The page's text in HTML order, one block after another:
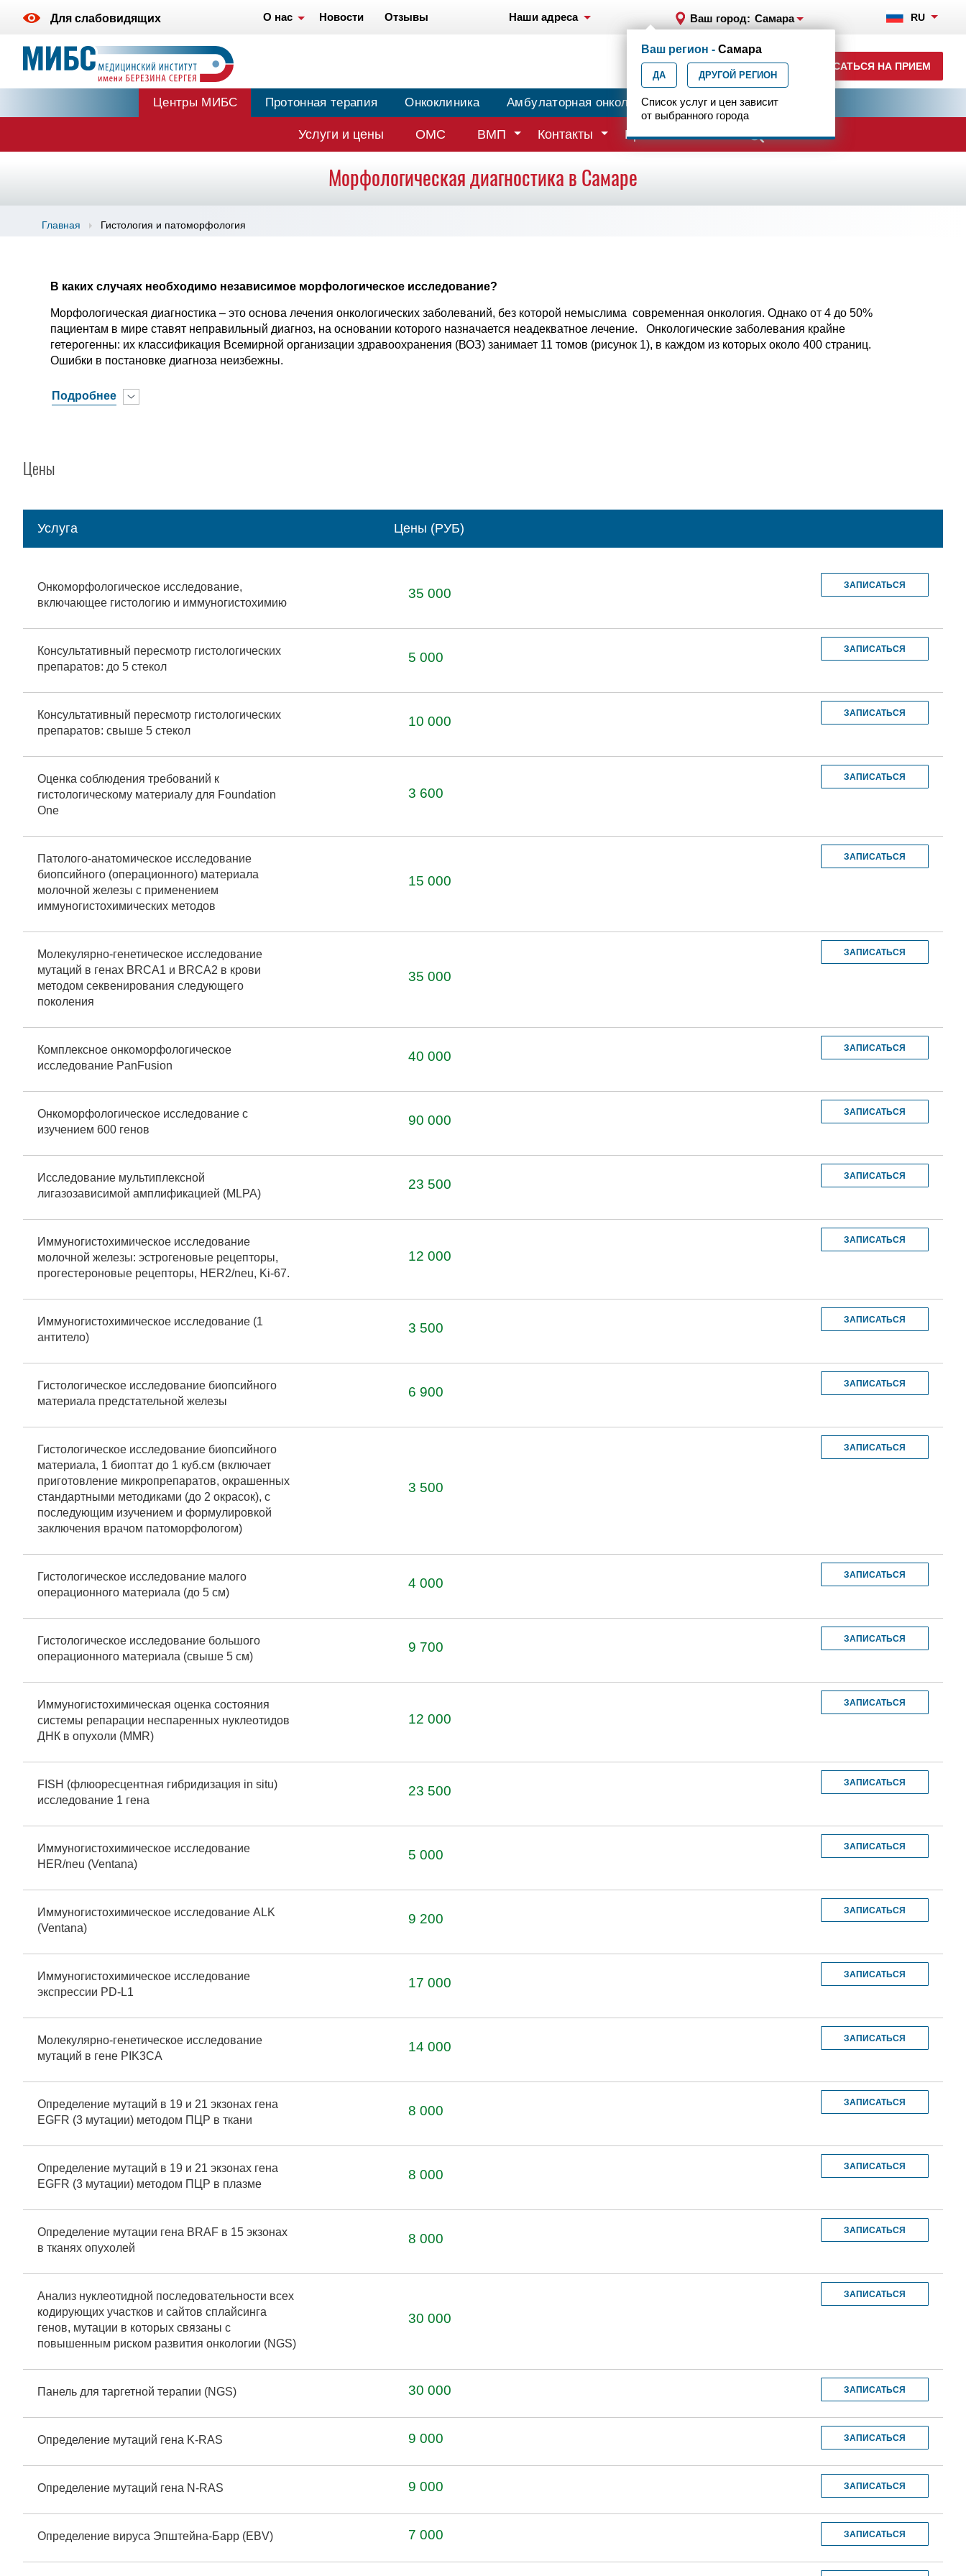
Для слабовидящих О нас Новости Отзывы Наши адреса Ваш город: Самара RU
+7 (846) 302-06-00
ежедневно с 7.00 до 23.00
ЗАПИСАТЬСЯ НА ПРИЕМ
Ваш регион - Самара
ДА ДРУГОЙ РЕГИОН
Список услуг и цен зависит
от выбранного города
Центры МИБС Протонная терапия Онкоклиника Амбулаторная онкология Центр эпилептологии
Услуги и цены ОМС ВМП Контакты Врачи
Морфологическая диагностика в Самаре
Главная Гистология и патоморфология
В каких случаях необходимо независимое морфологическое исследование?
Морфологическая диагностика – это основа лечения онкологических заболеваний, без которой немыслима современная онкология. Однако от 4 до 50%
пациентам в мире ставят неправильный диагноз, на основании которого назначается неадекватное лечение. Онкологические заболевания крайне
гетерогенны: их классификация Всемирной организации здравоохранения (ВОЗ) занимает 11 томов (рисунок 1), в каждом из которых около 400 страниц.
Ошибки в постановке диагноза неизбежны.
Подробнее
Цены
Услуга Цены (РУБ)
Онкоморфологическое исследование,
включающее гистологию и иммуногистохимию
35 000
ЗАПИСАТЬСЯ
Консультативный пересмотр гистологических
препаратов: до 5 стекол
5 000
ЗАПИСАТЬСЯ
Консультативный пересмотр гистологических
препаратов: свыше 5 стекол
10 000
ЗАПИСАТЬСЯ
Оценка соблюдения требований к
гистологическому материалу для Foundation
One
3 600
ЗАПИСАТЬСЯ
Патолого-анатомическое исследование
биопсийного (операционного) материала
молочной железы с применением
иммуногистохимических методов
15 000
ЗАПИСАТЬСЯ
Молекулярно-генетическое исследование
мутаций в генах BRCA1 и BRCA2 в крови
методом секвенирования следующего
поколения
35 000
ЗАПИСАТЬСЯ
Комплексное онкоморфологическое
исследование PanFusion
40 000
ЗАПИСАТЬСЯ
Онкоморфологическое исследование с
изучением 600 генов
90 000
ЗАПИСАТЬСЯ
Исследование мультиплексной
лигазозависимой амплификацией (MLPA)
23 500
ЗАПИСАТЬСЯ
Иммуногистохимическое исследование
молочной железы: эстрогеновые рецепторы,
прогестероновые рецепторы, HER2/neu, Ki-67.
12 000
ЗАПИСАТЬСЯ
Иммуногистохимическое исследование (1
антитело)
3 500
ЗАПИСАТЬСЯ
Гистологическое исследование биопсийного
материала предстательной железы
6 900
ЗАПИСАТЬСЯ
Гистологическое исследование биопсийного
материала, 1 биоптат до 1 куб.см (включает
приготовление микропрепаратов, окрашенных
стандартными методиками (до 2 окрасок), с
последующим изучением и формулировкой
заключения врачом патоморфологом)
3 500
ЗАПИСАТЬСЯ
Гистологическое исследование малого
операционного материала (до 5 см)
4 000
ЗАПИСАТЬСЯ
Гистологическое исследование большого
операционного материала (свыше 5 см)
9 700
ЗАПИСАТЬСЯ
Иммуногистохимическая оценка состояния
системы репарации неспаренных нуклеотидов
ДНК в опухоли (MMR)
12 000
ЗАПИСАТЬСЯ
FISH (флюоресцентная гибридизация in situ)
исследование 1 гена
23 500
ЗАПИСАТЬСЯ
Иммуногистохимическое исследование
HER/neu (Ventana)
5 000
ЗАПИСАТЬСЯ
Иммуногистохимическое исследование ALK
(Ventana)
9 200
ЗАПИСАТЬСЯ
Иммуногистохимическое исследование
экспрессии PD-L1
17 000
ЗАПИСАТЬСЯ
Молекулярно-генетическое исследование
мутаций в гене PIK3CA
14 000
ЗАПИСАТЬСЯ
Определение мутаций в 19 и 21 экзонах гена
EGFR (3 мутации) методом ПЦР в ткани
8 000
ЗАПИСАТЬСЯ
Определение мутаций в 19 и 21 экзонах гена
EGFR (3 мутации) методом ПЦР в плазме
8 000
ЗАПИСАТЬСЯ
Определение мутации гена BRAF в 15 экзонах
в тканях опухолей
8 000
ЗАПИСАТЬСЯ
Анализ нуклеотидной последовательности всех
кодирующих участков и сайтов сплайсинга
генов, мутации в которых связаны с
повышенным риском развития онкологии (NGS)
30 000
ЗАПИСАТЬСЯ
Панель для таргетной терапии (NGS) 30 000 ЗАПИСАТЬСЯ
Определение мутаций гена K-RAS 9 000 ЗАПИСАТЬСЯ
Определение мутаций гена N-RAS 9 000 ЗАПИСАТЬСЯ
Определение вируса Эпштейна-Барр (EBV) 7 000 ЗАПИСАТЬСЯ